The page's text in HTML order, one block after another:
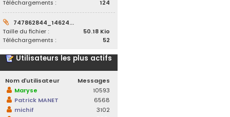
Téléchargements :
124
747862844_14624...
Taille du fichier :
50.18 Kio
Téléchargements :
52
Utilisateurs les plus actifs
Nom d’utilisateur
Messages
Maryse
10593
Patrick MANET
6568
michif
3102